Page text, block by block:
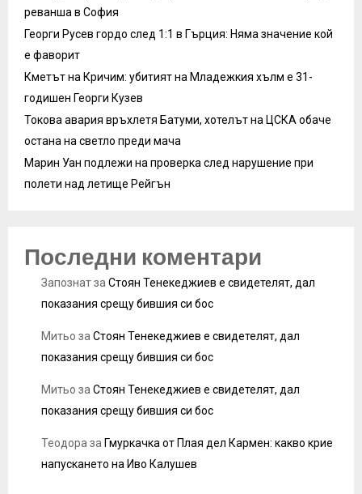
реванша в София
Георги Русев гордо след 1:1 в Гърция: Няма значение кой
е фаворит
Кметът на Кричим: убитият на Младежкия хълм е 31-
годишен Георги Кузев
Токова авария връхлетя Батуми, хотелът на ЦСКА обаче
остана на светло преди мача
Марин Уан подлежи на проверка след нарушение при
полети над летище Рейгън
Последни коментари
Запознатза Стоян Тенекеджиев е свидетелят, дал
показания срещу бившия си бос
Митьо за Стоян Тенекеджиев е свидетелят, дал
показания срещу бившия си бос
Митьо за Стоян Тенекеджиев е свидетелят, дал
показания срещу бившия си бос
Теодора за Гмуркачка от Плая дел Кармен: какво крие
напускането на Иво Калушев